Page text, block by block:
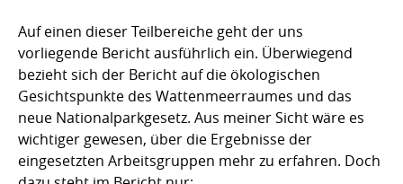
Auf einen dieser Teilbereiche geht der uns
vorliegende Bericht ausführlich ein. Überwiegend
bezieht sich der Bericht auf die ökologischen
Gesichtspunkte des Wattenmeerraumes und das
neue Nationalparkgesetz. Aus meiner Sicht wäre es
wichtiger gewesen, über die Ergebnisse der
eingesetzten Arbeitsgruppen mehr zu erfahren. Doch